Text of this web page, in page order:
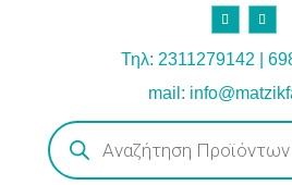
Τηλ: 2311279142 |
mail:
Products
search